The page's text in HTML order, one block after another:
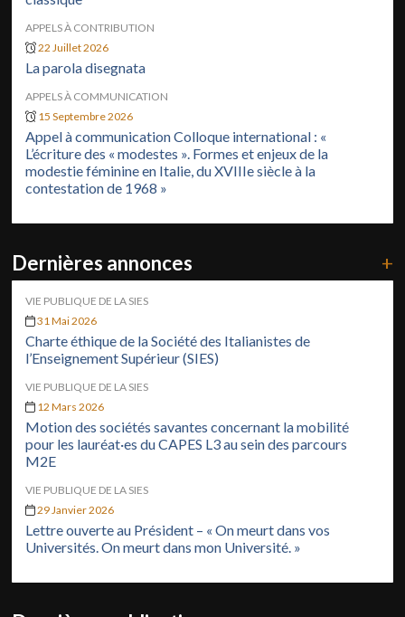
APPELS À CONTRIBUTION
22 Juillet 2026
La parola disegnata
APPELS À COMMUNICATION
15 Septembre 2026
Appel à communication Colloque international : «
L’écriture des « modestes ». Formes et enjeux de la
modestie féminine en Italie, du XVIIIe siècle à la
contestation de 1968 »
Dernières annonces +
VIE PUBLIQUE DE LA SIES
31 Mai 2026
Charte éthique de la Société des Italianistes de
l’Enseignement Supérieur (SIES)
VIE PUBLIQUE DE LA SIES
12 Mars 2026
Motion des sociétés savantes concernant la mobilité
pour les lauréat·es du CAPES L3 au sein des parcours
M2E
VIE PUBLIQUE DE LA SIES
29 Janvier 2026
Lettre ouverte au Président – « On meurt dans vos
Universités. On meurt dans mon Université. »